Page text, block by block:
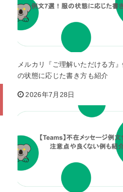
メルカリ『ご理解いただける方
の状態に応じた書き方も紹介
2026年7月28日